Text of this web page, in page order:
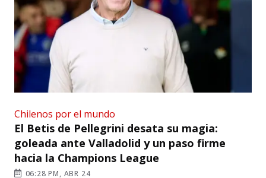
Chilenos por el mundo
El Betis de Pellegrini desata su magia:
goleada ante Valladolid y un paso firme
hacia la Champions League
06:28 PM, ABR 24